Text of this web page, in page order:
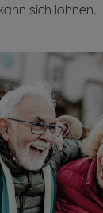
sich lohnen.